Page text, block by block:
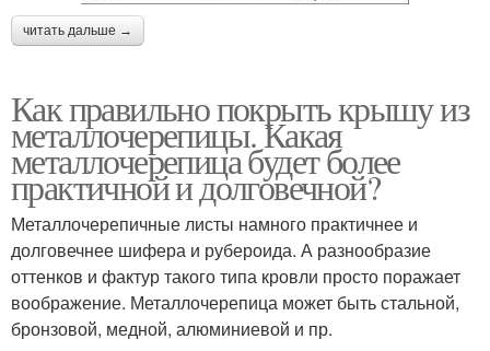
читать дальше →
Как правильно покрыть крышу из
металлочерепицы. Какая
металлочерепица будет более
практичной и долговечной?
Металлочерепичные листы намного практичнее и
долговечнее шифера и рубероида. А разнообразие
оттенков и фактур такого типа кровли просто поражает
воображение. Металлочерепица может быть стальной,
бронзовой, медной, алюминиевой и пр.